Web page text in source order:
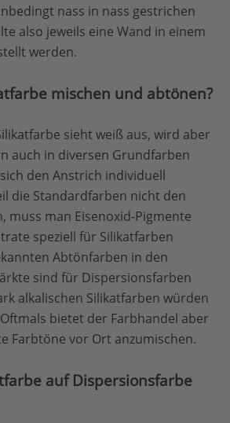
nass in nass gestrichen
also jeweils eine Wand in einem
werden.
mischen und abtönen?
sieht weiß aus, wird aber
auch in diversen Grundfarben
den Anstrich individuell
die Standardfarben nicht den
muss man Eisenoxid-Pigmente
speziell für Silikatfarben
Abtönfarben in den
sind für Dispersionsfarben
alkalischen Silikatfarben würden
bietet der Farbhandel aber
Farbtöne vor Ort anzumischen.
auf Dispersionsfarbe